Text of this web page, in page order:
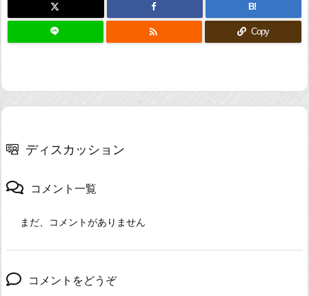
B!
 Copy
ディスカッション
コメント一覧
まだ、コメントがありません
コメントをどうぞ